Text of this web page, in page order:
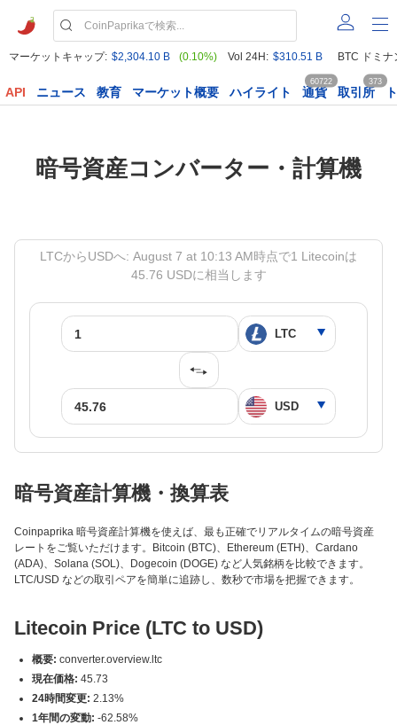
マーケットキャップ: $2,304.10 B (0.10%) Vol 24H: $310.51 B BTC ドミナ
API ニュース 教育 マーケット概要 ハイライト 通貨
60722
取引所
373
暗号資産コンバーター・計算機
LTCからUSDへ: August 7 at 10:13 AM時点で1 Litecoinは
45.76 USDに相当します
暗号資産計算機・換算表
Coinpaprika 暗号資産計算機を使えば、最も正確でリアルタイムの暗号資産
レートをご覧いただけます。Bitcoin (BTC)、Ethereum (ETH)、Cardano
(ADA)、Solana (SOL)、Dogecoin (DOGE) など人気銘柄を比較できます。
LTC/USD などの取引ペアを簡単に追跡し、数秒で市場を把握できます。
Litecoin Price (LTC to USD)
概要: converter.overview.ltc
現在価格: 45.73
24時間変更: 2.13%
1年間の変動: -62.58%